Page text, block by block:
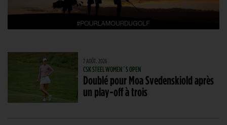
7 AOÛT. 2026
CSK STEEL WOMEN´S OPEN
Doublé pour Moa Svedenskiold après
un play-off à trois